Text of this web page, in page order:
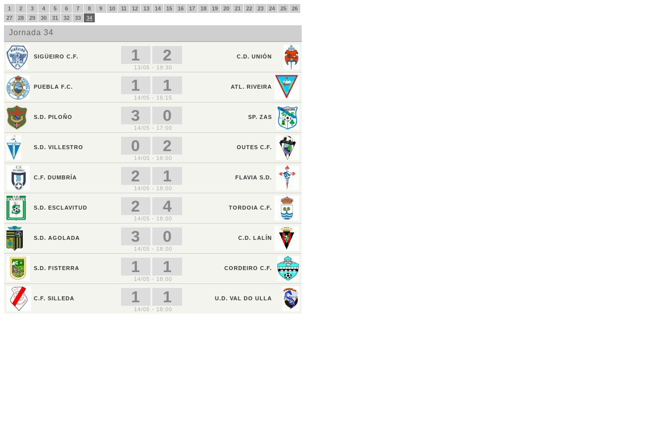
1 2 3 4 5 6 7 8 9 10 11 12 13 14 15 16 17 18 19 20 21 22 23 24 25
26
27
28 29 30 31 32 33 34
Jornada 34
SIGÜEIRO C.F. 1 2
C.D. UNIÓN
13/05 - 19:30
PUEBLA F.C. 1 1
ATL. RIVEIRA
14/05 - 16:15
S.D. PILOÑO 3 0
SP. ZAS
14/05 - 17:00
S.D. VILLESTRO 0 2
OUTES C.F.
14/05 - 18:00
C.F. DUMBRÍA 2 1
FLAVIA S.D.
14/05 - 18:00
S.D. ESCLAVITUD 2 4
TORDOIA C.F.
14/05 - 18:00
S.D. AGOLADA 3 0
C.D. LALÍN
14/05 - 18:00
S.D. FISTERRA 1 1
CORDEIRO C.F.
14/05 - 18:00
C.F. SILLEDA 1 1
U.D. VAL DO ULLA
14/05 - 18:00